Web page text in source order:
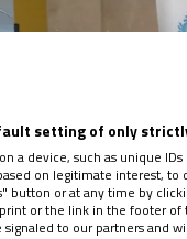
setting of only
a device, such as unique
on legitimate interest,
button or at any time by
or the link in the footer
to our partners and